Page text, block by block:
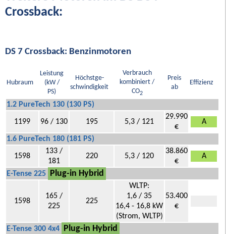
Crossback:
DS 7 Crossback: Benzinmotoren
Hubraum
Leistung
(kW /
PS)
Höchstge-
schwindigkeit
Verbrauch
kombiniert /
CO2
Preis
ab
Effizienz
1.2 PureTech 130 (130 PS)
1199 96 / 130 195 5,3 / 121
29.990
€
A
1.6 PureTech 180 (181 PS)
1598
133 /
181
220 5,3 / 120
38.860
€
A
E-Tense 225 Plug-in Hybrid
1598
165 /
225
225
WLTP:
1,6 / 35
16,4 - 16,8 kW
(Strom, WLTP)
53.400
€
E-Tense 300 4x4 Plug-in Hybrid